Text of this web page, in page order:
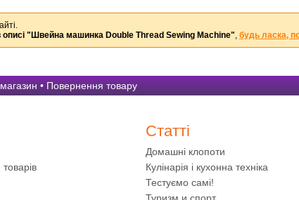
"Швейна машинка Double Thread Sewing Machine", будь ласка,
• Повернення товару
Статті
Домашні клопоти
Кулінарія і кухонна техніка
Тестуємо самі!